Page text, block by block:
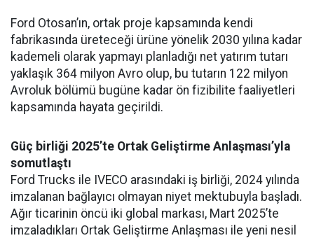
Ford Otosan’ın, ortak proje kapsamında kendi
fabrikasında üreteceği ürüne yönelik 2030 yılına kadar
kademeli olarak yapmayı planladığı net yatırım tutarı
yaklaşık 364 milyon Avro olup, bu tutarın 122 milyon
Avroluk bölümü bugüne kadar ön fizibilite faaliyetleri
kapsamında hayata geçirildi.
Güç birliği 2025’te Ortak Geliştirme Anlaşması’yla
somutlaştı
Ford Trucks ile IVECO arasındaki iş birliği, 2024 yılında
imzalanan bağlayıcı olmayan niyet mektubuyla başladı.
Ağır ticarinin öncü iki global markası, Mart 2025’te
imzaladıkları Ortak Geliştirme Anlaşması ile yeni nesil